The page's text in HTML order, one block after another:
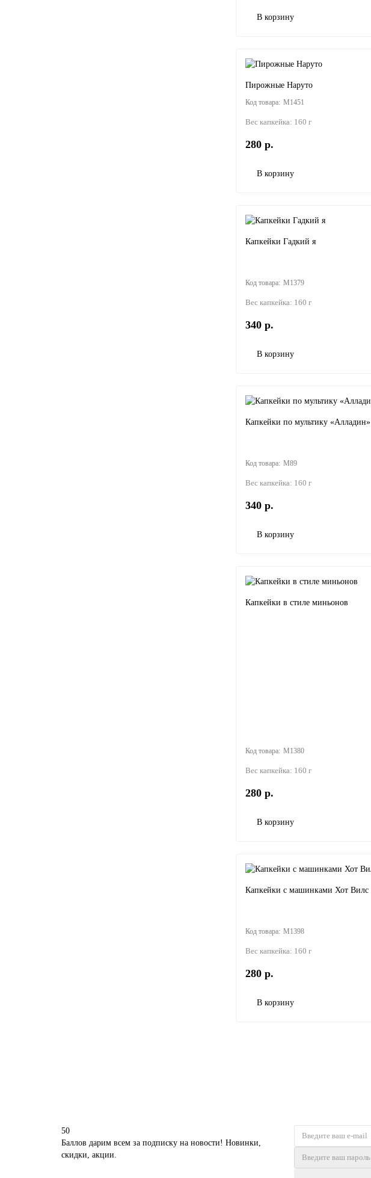
В корзину
Пирожные Наруто
M1451
Вес капкейка: 160 г
280 р.
В корзину
Капкейки Гадкий я
M1379
Вес капкейка: 160 г
340 р.
В корзину
Капкейки по мультику «Алладин»
M89
Вес капкейка: 160 г
340 р.
В корзину
Капкейки в стиле миньонов
M1380
Вес капкейка: 160 г
280 р.
В корзину
Капкейки с машинками Хот Вилс
M1398
Вес капкейка: 160 г
280 р.
В корзину
50
Баллов дарим всем за подписку на новости! Новинки,
скидки, акции.